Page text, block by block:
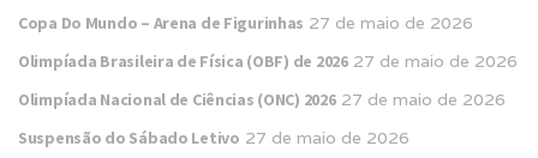
Copa Do Mundo – Arena de Figurinhas 27 de maio de 2026
Olimpíada Brasileira de Física (OBF) de 2026 27 de maio de 2026
Olimpíada Nacional de Ciências (ONC) 2026 27 de maio de 2026
Suspensão do Sábado Letivo 27 de maio de 2026